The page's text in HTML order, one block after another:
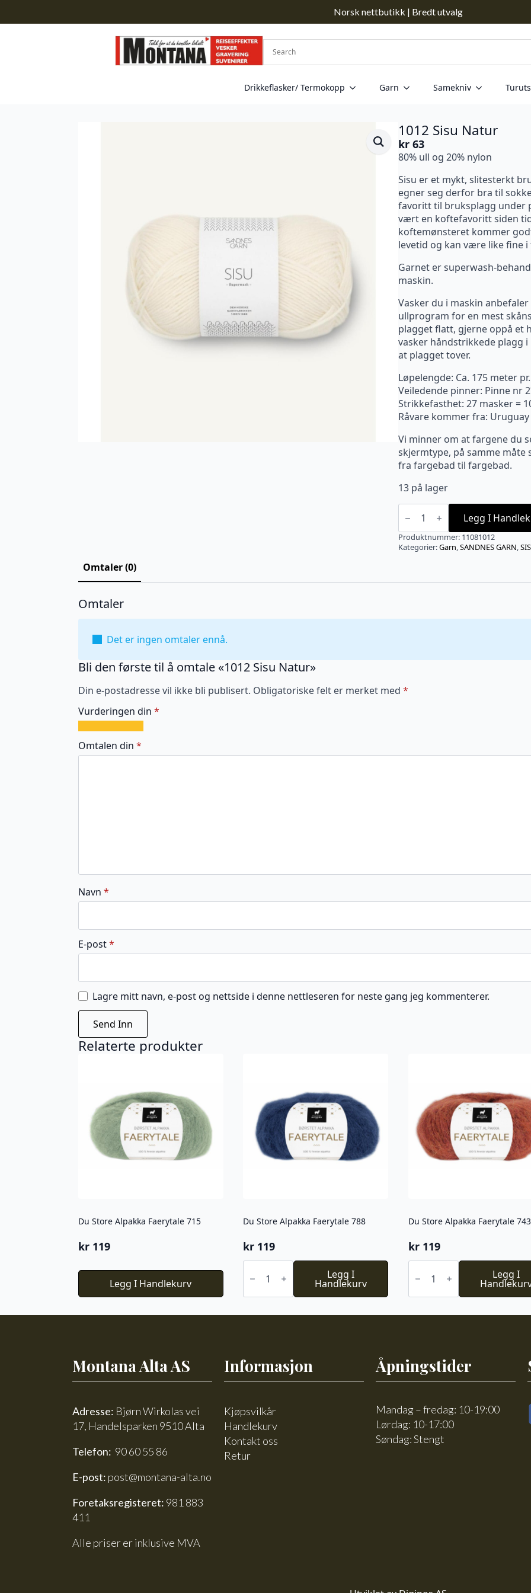
Norsk nettbutikk | Bredt utvalg
Drikkeflasker/ Termokopp Garn Samekniv
1012 Sisu Natur
kr 63
80% ull og 20% nylon
Sisu er et mykt, slitesterkt
egner seg derfor bra til
favoritt til bruksplagg under
vært en koftefavoritt siden
koftemønsteret kommer
levetid og kan være like fine
Garnet er superwash-
maskin.
Vasker du i maskin
ullprogram for en mest
plagget flatt, gjerne oppå et
vasker håndstrikkede plagg
at plagget tover.
Løpelengde: Ca. 175 meter
Veiledende pinner: Pinne nr
Strikkefasthet: 27 masker =
Råvare kommer fra: Uruguay
Vi minner om at fargene du
skjermtype, på samme
fra fargebad til fargebad.
13 på lager
1012
Sisu
antall
Legg I
Produktnummer: 11081012
Kategorier:Garn,SANDNES GARN,
Omtaler (0)
Omtaler
Det er ingen omtaler ennå.
Bli den første til å omtale «1012 Sisu Natur»
Din e-postadresse vil ikke bli publisert. Obligatoriske felt er merket med *
Vurderingen din *
av
5
av
5
av
5
av
5
av
5
Omtalen din *
Navn *
E-post*
Lagre mitt navn, e-post og nettside i denne nettleseren for neste gang jeg kommenterer.
Relaterte produkter
Du Store Alpakka Faerytale 715
kr 119
Legg I Handlekurv
Du Store Alpakka Faerytale 788
kr 119
Du
Store
Alpakka
Faerytale
antall
Legg I
Handlekurv
Du Store Alpakka Faerytale 743
kr119
Du
Store
Alpakka
Faerytale
antall
Legg I
Montana Alta AS
Adresse: Bjørn Wirkolas vei
17, Handelsparken 9510 Alta
Telefon: 90 60 55 86
E-post: post@montana-alta.no
Foretaksregisteret: 981 883
411
Alle priser er inklusive MVA
Informasjon
Kjøpsvilkår
Handlekurv
Kontakt oss
Retur
Åpningstider
Mandag – fredag: 10-19:00
Lørdag: 10-17:00
Søndag: Stengt